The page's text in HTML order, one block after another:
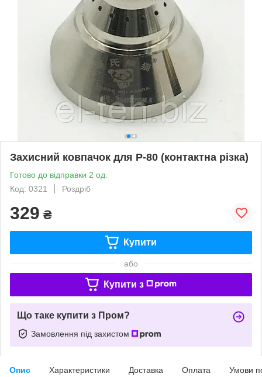
Захисний ковпачок для Р-80 (контактна різка)
Готово до відправки 2 од.
Код: 0321
Роздріб
329 ₴
Купити
або
Купити з
Що таке купити з Пром?
Замовлення під захистом
Опис Характеристики Доставка Оплата Умови